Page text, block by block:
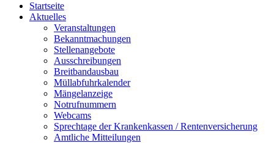
Startseite
Aktuelles
Veranstaltungen
Bekanntmachungen
Stellenangebote
Ausschreibungen
Breitbandausbau
Müllabfuhrkalender
Mängelanzeige
Notrufnummern
Webcams
Sprechtage der Krankenkassen / Rentenversicherung
Amtliche Mitteilungen